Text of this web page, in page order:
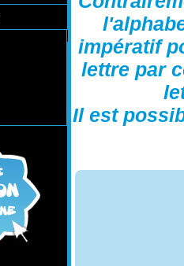
impératif
lettre par
Il est